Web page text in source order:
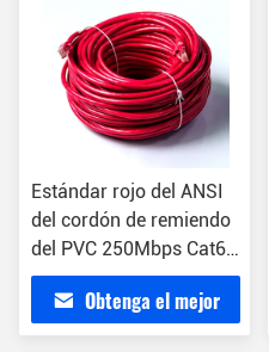
Estándar rojo del ANSI
del cordón de remiendo
del PVC 250Mbps Cat6
23AWG 4P
Obtenga el mejor